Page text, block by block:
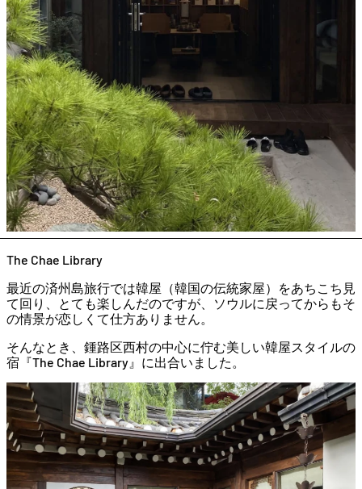
The Chae Library
最近の済州島旅行では韓屋（韓国の伝統家屋）をあちこち見
て回り、とても楽しんだのですが、ソウルに戻ってからもそ
の情景が恋しくて仕方ありません。
そんなとき、鍾路区西村の中心に佇む美しい韓屋スタイルの
宿『The Chae Library』に出合いました。